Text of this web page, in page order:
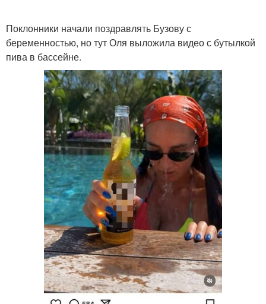
Поклонники начали поздравлять Бузову с
беременностью, но тут Оля выложила видео с бутылкой
пива в бассейне.